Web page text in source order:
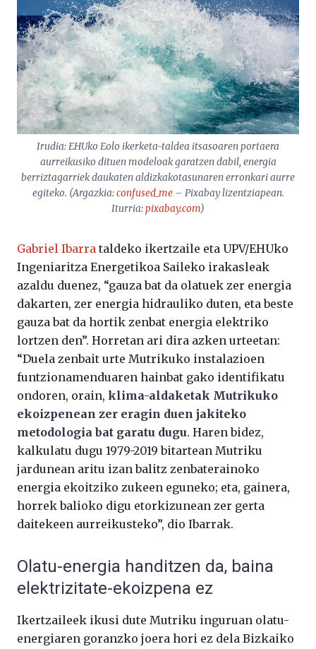
Irudia: EHUko Eolo ikerketa-taldea itsasoaren portaera
aurreikusiko dituen modeloak garatzen dabil, energia
berriztagarriek daukaten aldizkakotasunaren erronkari aurre
egiteko. (Argazkia:confused_me– Pixabay lizentziapean.
Iturria:pixabay.com)
Gabriel Ibarra taldeko ikertzaile eta UPV/EHUko
Ingeniaritza Energetikoa Saileko irakasleak
azaldu duenez, “gauza bat da olatuek zer energia
dakarten, zer energia hidrauliko duten, eta beste
gauza bat da hortik zenbat energia elektriko
lortzen den”. Horretan ari dira azken urteetan:
“Duela zenbait urte Mutrikuko instalazioen
funtzionamenduaren hainbat gako identifikatu
ondoren, orain, klima-aldaketak Mutrikuko
ekoizpenean zer eragin duen jakiteko
metodologia bat garatu dugu. Haren bidez,
kalkulatu dugu 1979-2019 bitartean Mutriku
jardunean aritu izan balitz zenbaterainoko
energia ekoitziko zukeen eguneko; eta, gainera,
horrek balioko digu etorkizunean zer gerta
daitekeen aurreikusteko”, dio Ibarrak.
Olatu-energia handitzen da, baina
elektrizitate-ekoizpena ez
Ikertzaileek ikusi dute Mutriku inguruan olatu-
energiaren goranzko joera hori ez dela Bizkaiko